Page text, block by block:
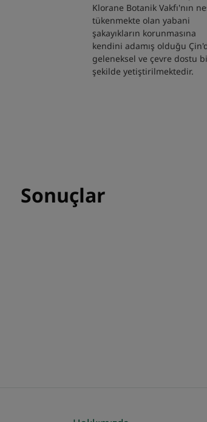
Klorane Botanik Vakfı'nın
tükenmekte olan yabani
şakayıkların korunmasına
kendini adamış olduğu
geleneksel ve çevre dostu
şekilde yetiştirilmektedir.
Sonuçlar